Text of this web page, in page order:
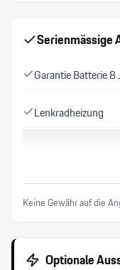
Serienmässige
Garantie Batterie
Lenkradheizung
Reifendruck-
LED Tagfahrlicht
Keine Gewähr auf die
Optionale